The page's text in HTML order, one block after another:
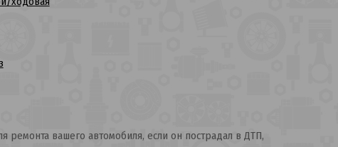
ремонта вашего автомобиля, если он пострадал в ДТП,